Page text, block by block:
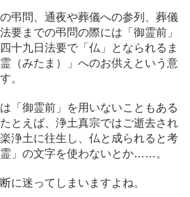
弔問、通夜や葬儀への参列、葬儀
要までの弔問の際には「御霊前」
十九日法要で「仏」となられるま
（みたま）」へのお供えという意
。
「御霊前」を用いないこともある
とえば、浄土真宗ではご逝去され
浄土に往生し、仏と成られると考
」の文字を使わないとか……。
に迷ってしまいますよね。